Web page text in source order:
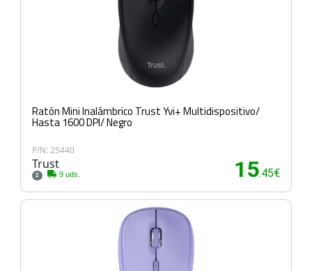
Ratón Mini Inalámbrico Trust Yvi+ Multidispositivo/
Hasta 1600 DPI/ Negro
P/N: 25440
Trust
2 9 uds. 15.45€